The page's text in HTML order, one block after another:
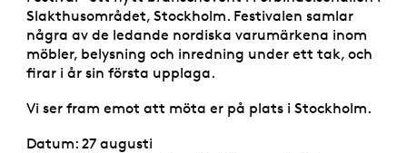
Slakthusområdet, Stockholm. Festivalen samlar
några av de ledande nordiska varumärkena inom
möbler, belysning och inredning under ett tak, och
firar i år sin första upplaga.
Vi ser fram emot att möta er på plats i Stockholm.
Datum: 27 augusti